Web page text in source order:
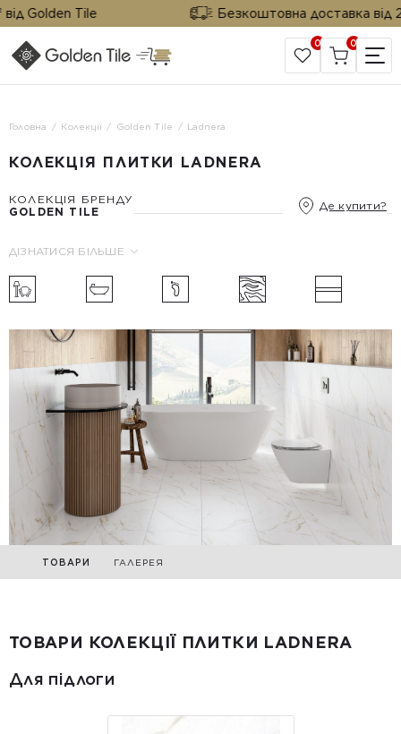
Golden Tile Безкоштовна доставка від 25
САЙТ КОМПАНІЇ
0 0
Головна Колекції Golden Tile Ladnera
КОЛЕКЦІЯ ПЛИТКИ LADNERA
КОЛЕКЦІЯ БРЕНДУ
GOLDEN TILE
Де купити?
ДІЗНАТИСЯ БІЛЬШЕ
ТОВАРИ ГАЛЕРЕЯ
ТОВАРИ КОЛЕКЦІЇ ПЛИТКИ LADNERA
Для підлоги